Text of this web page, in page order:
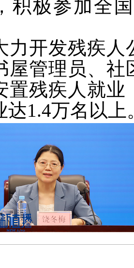
积极参加全
力开发残疾人
屋管理员、社
置残疾人就
达1.4万名以上